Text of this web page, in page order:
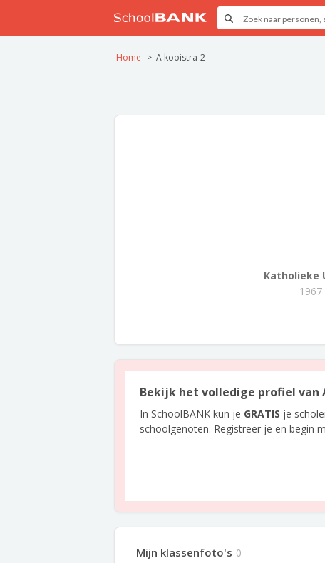
Home A kooistra-2
Katholieke
1967
Bekijk het volledige profiel van
In SchoolBANK kun je GRATIS je
schoolgenoten. Registreer je en begin
Mijn klassenfoto's 0